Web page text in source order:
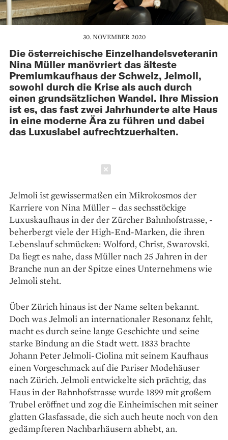
30. NOVEMBER 2020
Die österreichische Einzelhandelsveteranin
Nina Müller manövriert das älteste
Premiumkaufhaus der Schweiz, Jelmoli,
sowohl durch die Krise als auch durch
einen grundsätzlichen Wandel. Ihre Mission
ist es, das fast zwei Jahrhunderte alte Haus
in eine moderne Ära zu führen und dabei
das Luxuslabel aufrechtzuerhalten.
Jelmoli ist gewissermaßen ein Mikrokosmos der
Karriere von Nina Müller – das sechsstöckige
Luxuskaufhaus in der der Zürcher Bahnhofstrasse, ­
beherbergt viele der High-End-­Marken, die ihren
Lebenslauf schmücken: Wolford, Christ, Swarovski.
Da liegt es nahe, dass Müller nach 25 Jahren in der
Branche nun an der Spitze eines Unter­nehmens wie
Jelmoli steht.
Über Zürich hinaus ist der Name selten bekannt.
Doch was Jelmoli an internationaler Resonanz fehlt,
macht es durch seine lange Geschichte und seine
starke Bindung an die Stadt wett. 1833 brachte
Johann Peter Jelmoli-Ciolina mit seinem Kaufhaus
einen Vor­geschmack auf die Pariser Modehäuser
nach Zürich. Jelmoli ent­wickelte sich prächtig, das
Haus in der Bahnhofstrasse wurde 1899 mit großem
Trubel eröffnet und zog die Einheimischen mit seiner
glatten Glas­fassade, die sich auch heute noch von den
gedämpf­teren Nachbarhäusern abhebt, an.